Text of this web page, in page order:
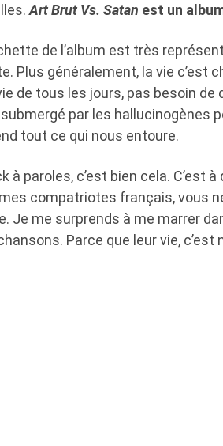
Art Brut Vs. Satan est un
de l’album est très
Plus généralement, la vie c’est
de tous les jours, pas besoin
submergé par les
tout ce qui nous entoure.
à paroles, c’est bien cela. C’est
compatriotes français, vous
Je me surprends à me marrer
Parce que leur vie, c’est